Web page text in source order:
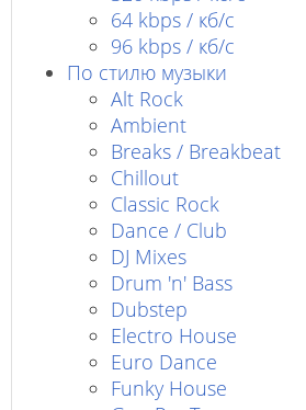
64 kbps / кб/c
96 kbps / кб/c
По стилю музыки
Alt Rock
Ambient
Breaks / Breakbeat
Chillout
Classic Rock
Dance / Club
DJ Mixes
Drum 'n' Bass
Dubstep
Electro House
Euro Dance
Funky House